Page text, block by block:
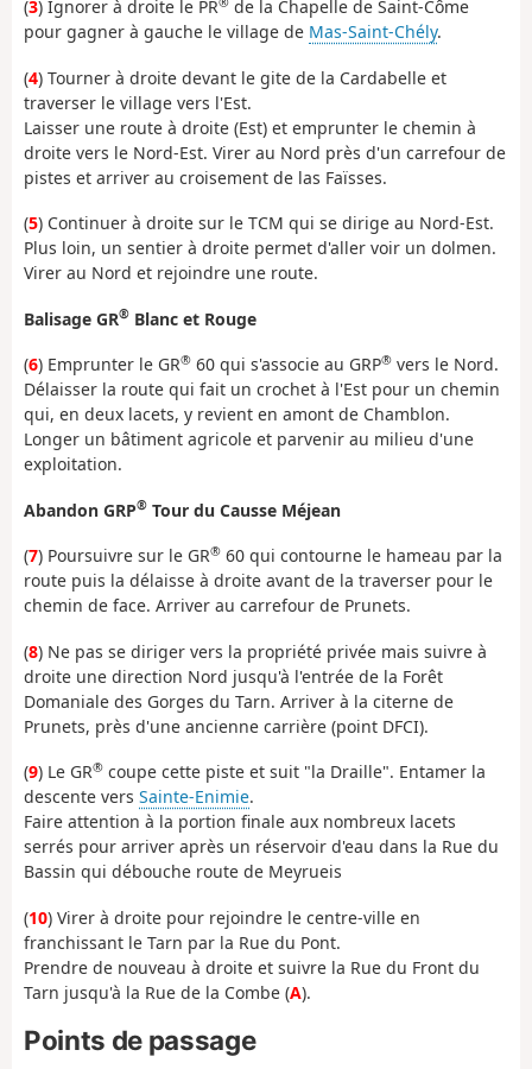
(3) Ignorer à droite le PR
de la Chapelle de Saint-Côme
pour gagner à gauche le village de Mas-Saint-Chély.
(4) Tourner à droite devant le gite de la Cardabelle et
traverser le village vers l'Est.
Laisser une route à droite (Est) et emprunter le chemin à
droite vers le Nord-Est. Virer au Nord près d'un carrefour de
pistes et arriver au croisement de las Faïsses.
(5) Continuer à droite sur le TCM qui se dirige au Nord-Est.
Plus loin, un sentier à droite permet d'aller voir un dolmen.
Virer au Nord et rejoindre une route.
Balisage GR® Blanc et Rouge
(6) Emprunter le GR® 60 qui s'associe au GRP® vers le Nord.
Délaisser la route qui fait un crochet à l'Est pour un chemin
qui, en deux lacets, y revient en amont de Chamblon.
Longer un bâtiment agricole et parvenir au milieu d'une
exploitation.
Abandon GRP® Tour du Causse Méjean
(7) Poursuivre sur le GR® 60 qui contourne le hameau par la
route puis la délaisse à droite avant de la traverser pour le
chemin de face. Arriver au carrefour de Prunets.
(8) Ne pas se diriger vers la propriété privée mais suivre à
droite une direction Nord jusqu'à l'entrée de la Forêt
Domaniale des Gorges du Tarn. Arriver à la citerne de
Prunets, près d'une ancienne carrière (point DFCI).
(9) Le GR® coupe cette piste et suit "la Draille". Entamer la
descente vers Sainte-Enimie.
Faire attention à la portion finale aux nombreux lacets
serrés pour arriver après un réservoir d'eau dans la Rue du
Bassin qui débouche route de Meyrueis
(10) Virer à droite pour rejoindre le centre-ville en
franchissant le Tarn par la Rue du Pont.
Prendre de nouveau à droite et suivre la Rue du Front du
Tarn jusqu'à la Rue de la Combe (A).
Points de passage